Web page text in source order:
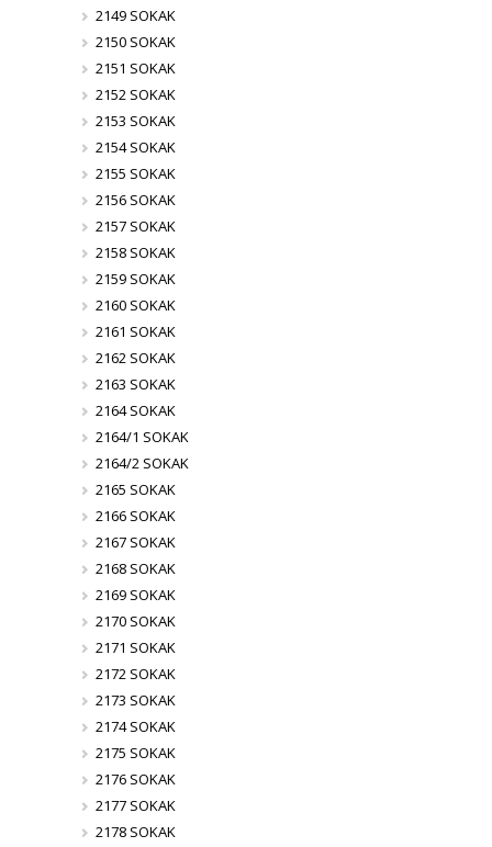
2149 SOKAK
2150 SOKAK
2151 SOKAK
2152 SOKAK
2153 SOKAK
2154 SOKAK
2155 SOKAK
2156 SOKAK
2157 SOKAK
2158 SOKAK
2159 SOKAK
2160 SOKAK
2161 SOKAK
2162 SOKAK
2163 SOKAK
2164 SOKAK
2164/1 SOKAK
2164/2 SOKAK
2165 SOKAK
2166 SOKAK
2167 SOKAK
2168 SOKAK
2169 SOKAK
2170 SOKAK
2171 SOKAK
2172 SOKAK
2173 SOKAK
2174 SOKAK
2175 SOKAK
2176 SOKAK
2177 SOKAK
2178 SOKAK